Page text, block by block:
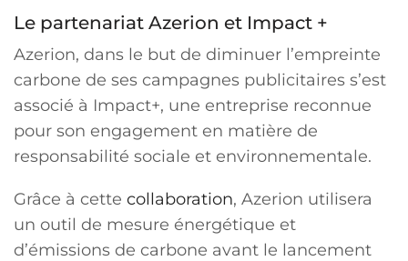
Le partenariat Azerion et Impact +
Azerion, dans le but de diminuer l’empreinte
carbone de ses campagnes publicitaires s’est
associé à Impact+, une entreprise reconnue
pour son engagement en matière de
responsabilité sociale et environnementale.
Grâce à cette collaboration, Azerion utilisera
un outil de mesure énergétique et
d’émissions de carbone avant le lancement